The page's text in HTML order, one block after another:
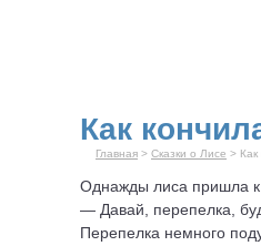
Как
Главная > Сказки о Лисе > Как
Однажды лиса пришла к
— Давай, перепелка,
Перепелка немного